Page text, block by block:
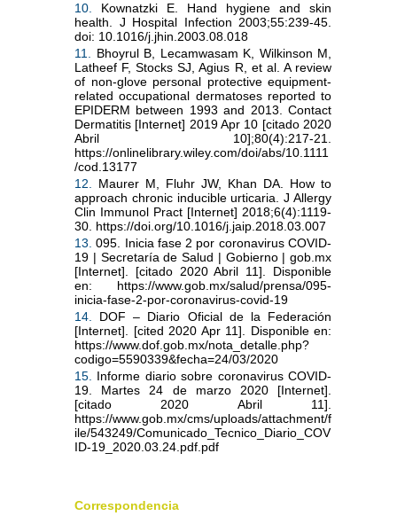
10.
Kownatzki E. Hand hygiene and skin
health. J Hospital Infection 2003;55:239-45.
doi: 10.1016/j.jhin.2003.08.018
11.
Bhoyrul B, Lecamwasam K, Wilkinson M,
Latheef F, Stocks SJ, Agius R, et al. A review
of non‐glove personal protective equipment‐
related occupational dermatoses reported to
EPIDERM between 1993 and 2013. Contact
Dermatitis [Internet] 2019 Apr 10 [citado 2020
Abril 10];80(4):217-21.
https://onlinelibrary.wiley.com/doi/abs/10.1111
/cod.13177
12.
Maurer M, Fluhr JW, Khan DA. How to
approach chronic inducible urticaria. J Allergy
Clin Immunol Pract [Internet] 2018;6(4):1119-
30. https://doi.org/10.1016/j.jaip.2018.03.007
13. 095. Inicia fase 2 por coronavirus COVID-
19 | Secretaría de Salud | Gobierno | gob.mx
[Internet]. [citado 2020 Abril 11]. Disponible
en: https://www.gob.mx/salud/prensa/095-
inicia-fase-2-por-coronavirus-covid-19
14.
DOF – Diario Oficial de la Federación
[Internet]. [cited 2020 Apr 11]. Disponible en:
https://www.dof.gob.mx/nota_detalle.php?
codigo=5590339&fecha=24/03/2020
15.
Informe diario sobre coronavirus COVID-
19. Martes 24 de marzo 2020 [Internet].
[citado 2020 Abril 11].
https://www.gob.mx/cms/uploads/attachment/f
ile/543249/Comunicado_Tecnico_Diario_COV
ID-19_2020.03.24.pdf.pdf
Correspondencia